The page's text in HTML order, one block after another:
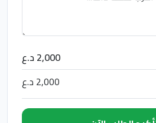
2,000 د.ع
2,000 د.ع